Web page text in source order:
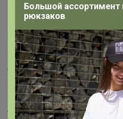
support@24-ok.ru
Написать в поддержку
Защита покупателя
Помощь
О нас
Все предложения
Анонсы
Большой
рюкзаков